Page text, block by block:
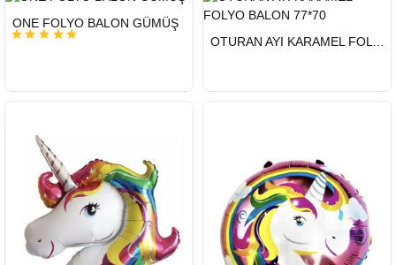
GÖNDERİ
ONE FOLYO BALON GÜMÜŞ
GÖNDERİ